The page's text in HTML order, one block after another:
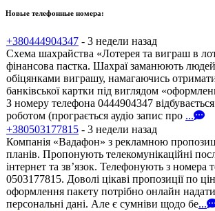
Новые телефонные номера:
+380444904347 - 3 недели назад
Схема шахрайства «Лотерея та виграш в
фінансова пастка. Шахраї заманюють
обіцянками виграшу, намагаючись
банківської картки під виглядом
З номеру телефона 0444904347
роботом (програється аудіо запис про ...
+380503177815 - 3 недели назад
Компанія «Вадафон» з рекламною
планів. Пропонують телекомунікаційні
інтернет та зв’язок. Телефонують з номера
0503177815. Доволі цікаві пропозиції по
оформлення пакету потрібно онлайн надати
персональні дані. Але є сумніви щодо бе...